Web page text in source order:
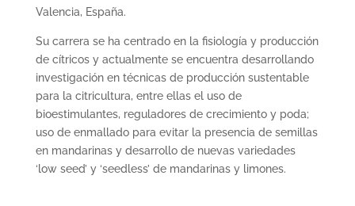
Valencia, España.
Su carrera se ha centrado en la fisiología y producción
de cítricos y actualmente se encuentra desarrollando
investigación en técnicas de producción sustentable
para la citricultura, entre ellas el uso de
bioestimulantes, reguladores de crecimiento y poda;
uso de enmallado para evitar la presencia de semillas
en mandarinas y desarrollo de nuevas variedades
‘low seed’ y ‘seedless’ de mandarinas y limones.